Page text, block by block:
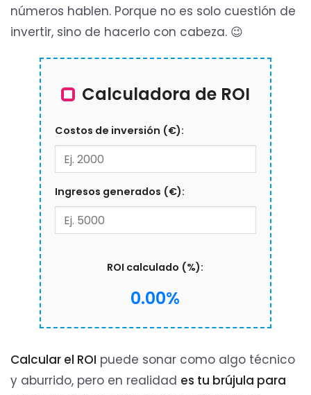
números hablen. Porque no es solo cuestión de
invertir, sino de hacerlo con cabeza. 😉
Calculadora de ROI
Costos de inversión (€):
Ingresos generados (€):
ROI calculado (%):
0.00%
Calcular el ROI puede sonar como algo técnico
y aburrido, pero en realidad es tu brújula para